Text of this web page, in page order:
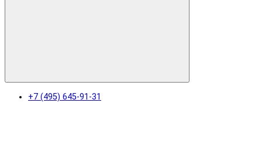
+7 (495) 645-91-31